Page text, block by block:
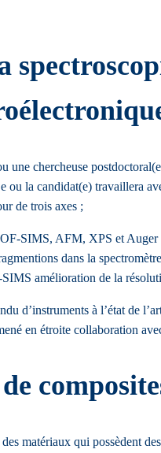
chercheuse
ou la candidat(e) travaillera
de trois axes ;
SIMS, AFM, XPS et Auger
dans la
amélioration de la
d’instruments à l’état de
en étroite collaboration
matériaux qui possèdent